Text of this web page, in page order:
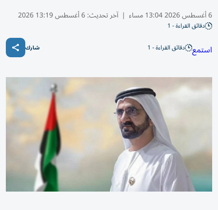
6 أغسطس 2026 13:04 مساء | آخر تحديث:6 أغسطس 13:19 2026
دقائق القراءة - 1
استمع دقائق القراءة - 1 شارك